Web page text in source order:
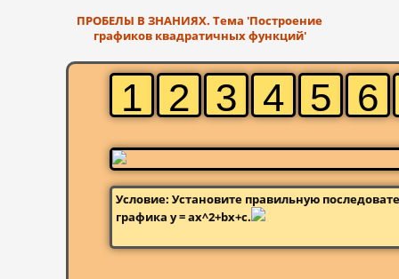
ПРОБЕЛЫ В ЗНАНИЯХ. Тема 'Построение
графиков квадратичных функций'
1 2 3 4 5 6
Условие: Установите правильную
графика y = ax^2+bx+c.